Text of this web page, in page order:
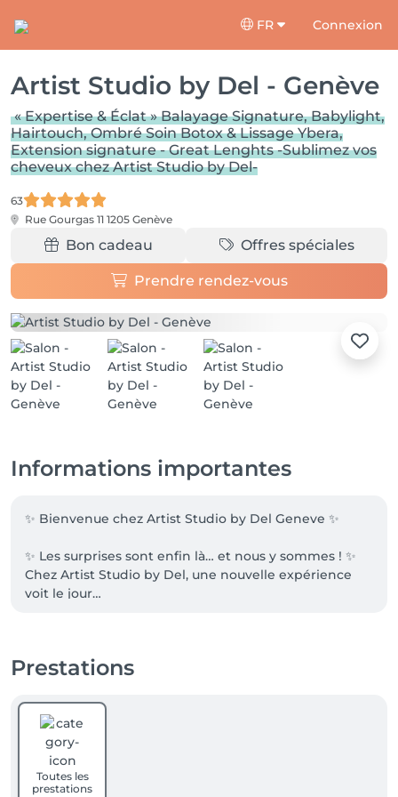
FR Connexion
Artist Studio by Del - Genève
« Expertise & Éclat » Balayage Signature, Babylight,
Hairtouch, Ombré Soin Botox & Lissage Ybera,
Extension signature - Great Lenghts -Sublimez vos
cheveux chez Artist Studio by Del-
63
Rue Gourgas 11 1205 Genève
Bon cadeau Offres spéciales
Prendre rendez-vous
Informations importantes
✨ Bienvenue chez Artist Studio by Del Geneve ✨
✨ Les surprises sont enfin là… et nous y sommes ! ✨
Chez Artist Studio by Del, une nouvelle expérience
voit le jour…
entièrement personnalisée pour un résultat naturel,
🔍 Une consultation est obligatoire
Véritable moment d’échange et d’expertise, elle
nous permet de définir ensemble la technique, la
longueur et le résultat idéal.
👉 Cette consultation est payante, mais entièrement
Prestations
Toutes les
prestations